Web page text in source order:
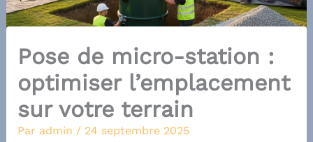
Pose de micro-station :
optimiser l’emplacement
sur votre terrain
Par admin / 24 septembre 2025